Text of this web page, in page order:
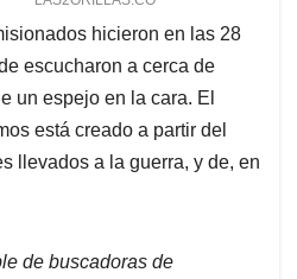
hicieron en las 28
escucharon a cerca de
un espejo en la cara. El
está creado a partir del
llevados a la guerra, y de, en
de buscadoras de